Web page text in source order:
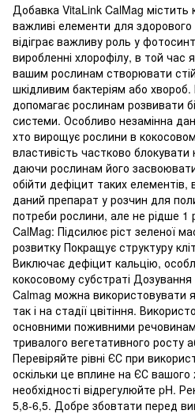
Добавка VitaLink CalMag містить
важливі елементи для
відіграє важливу роль у
виробленні хлорофілу, в той час
вашим рослинам створювати
шкідливим бактеріям або хвороб.
допомагає рослинам розвивати
системи. Особливо незамінна
хто вирощує рослини в
властивість частково блокувати
даючи рослинам його
обійти дефіцит таких
даний препарат у розчин для
потреби рослини, але не рідше
CalMag: Підсилює ріст зеленої
розвитку Покращує структуру
Виключає дефіцит кальцію,
кокосовому субстраті
Calmag можна використовувати
так і на стадії цвітіння.
основними поживними
тривалого вегетативного росту
Перевіряйте рівні ЄС при
оскільки це вплине на ЄС
необхідності відрегулюйте pH.
5,8-6,5. Добре збовтати перед